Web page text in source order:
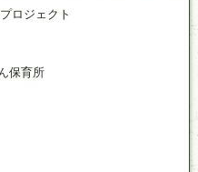
ロジェクト
保育所